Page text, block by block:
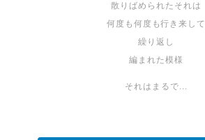
散りばめられたそれは
何度も何度も行き来して
繰り返し
編まれた模様
それはまるで...